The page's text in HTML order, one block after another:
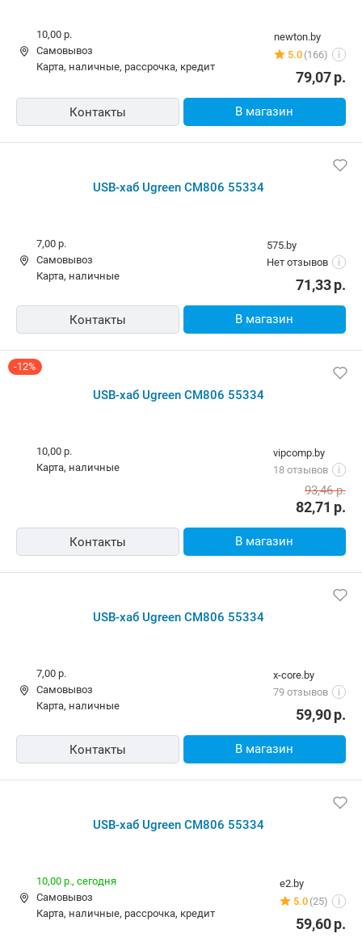
newton.by
5.0 (166) i
10,00 р.
Самовывоз
карта, наличные, рассрочка, кредит
79,07р.
Контакты В магазин
USB-хаб Ugreen CM806 55334
575.by
Нет отзывов
i
7,00 р.
Самовывоз
карта, наличные
71,33р.
Контакты В магазин
-12%
USB-хаб Ugreen CM806 55334
vipcomp.by
18 отзывов
i
10,00 р.
карта, наличные
82,71 р.
93,46р.
Контакты В магазин
USB-хаб Ugreen CM806 55334
x-core.by
79 отзывов
i
7,00 р.
Самовывоз
карта, наличные
59,90р.
Контакты В магазин
USB-хаб Ugreen CM806 55334
e2.by
5.0 (25) i
10,00 р., сегодня
Самовывоз
карта, наличные, рассрочка, кредит
59,60р.